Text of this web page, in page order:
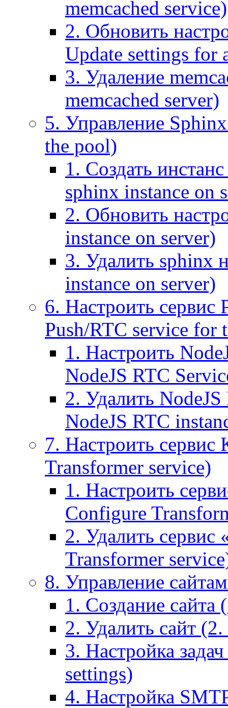
memcached service)
2. Обновить
Update settings for
3. Удаление
memcached server)
5. Управление
the pool)
1. Создать
sphinx instance on
2. Обновить
instance on server)
3. Удалить sphinx
instance on server)
6. Настроить
Push/RTC service for
1. Настроить
NodeJS RTC
2. Удалить
NodeJS RTC
7. Настроить
Transformer service)
1. Настроить
Configure
2. Удалить сервис
Transformer
8. Управление
1. Создание сайта
2. Удалить сайт
3. Настройка
settings)
4. Настройка